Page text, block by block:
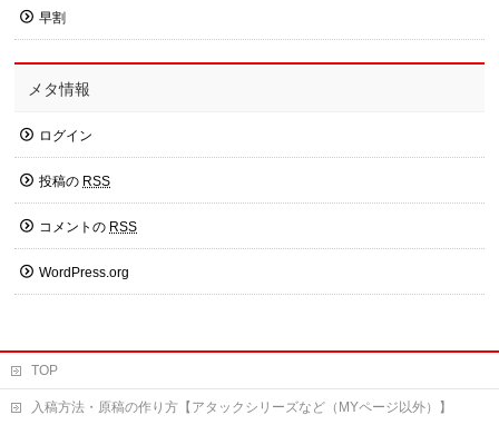
早割
メタ情報
ログイン
投稿の RSS
コメントの RSS
WordPress.org
TOP
入稿方法・原稿の作り方【アタックシリーズなど（MYページ以外）】